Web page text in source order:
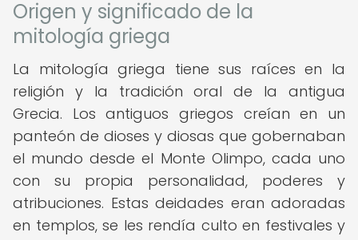
Origen y significado de la
mitología griega
La mitología griega tiene sus raíces en la
religión y la tradición oral de la antigua
Grecia. Los antiguos griegos creían en un
panteón de dioses y diosas que gobernaban
el mundo desde el Monte Olimpo, cada uno
con su propia personalidad, poderes y
atribuciones. Estas deidades eran adoradas
en templos, se les rendía culto en festivales y